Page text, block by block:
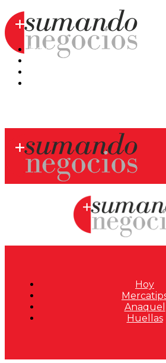
Hoy
Mercatips
Hoy
Anaquel
Huellas